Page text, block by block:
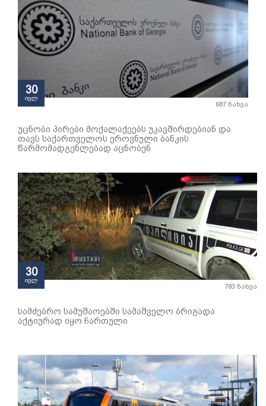
30
ივლ
687 ნახვა
უცნობი პირები მოქალაქეებს უკავშირდებიან და
თავს საქართველოს ეროვნული ბანკის
წარმომადგენლებად აცნობენ
30
ივლ
783 ნახვა
სამძებრო სამუშაოებში სამაშველო ბრიგადა
აქტიურად იყო ჩართული